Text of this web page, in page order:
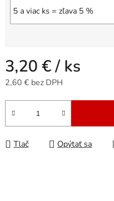
5 a viac ks = zľava 5 %
3,20 €/ ks
2,60 € bez DPH
Jednotková cena:
Tlač Opýtať sa